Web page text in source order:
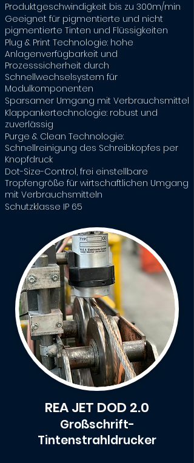
Produktgeschwindigkeit bis zu 300m/min
Geeignet für pigmentierte und nicht
pigmentierte Tinten und Flüssigkeiten
Plug & Print Technologie: hohe
Anlagenverfügbarkeit und
Prozesssicherheit durch
Schnellwechselsystem für
Modulkomponenten
Sparsamer Umgang mit Verbrauchsmittel
Klappankertechnologie: robust und
zuverlässig
Purge & Clean Technologie:
Schnellreinigung des Schreibkopfes per
Knopfdruck
Dot-Size-Control, frei einstellbare
Tropfengröße für wirtschaftlichen Umgang
mit Verbrauchsmitteln
Schutzklasse IP 65
REA JET DOD 2.0
Großschrift-
Tintenstrahldrucker